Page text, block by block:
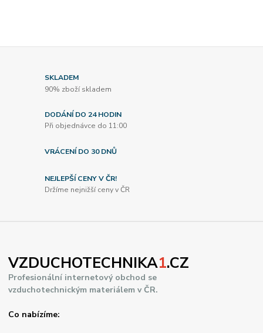
SKLADEM
90% zboží skladem
DODÁNÍ DO 24 HODIN
Při objednávce do 11:00
VRÁCENÍ DO 30 DNŮ
NEJLEPŠÍ CENY V ČR!
Držíme nejnižší ceny v ČR
VZDUCHOTECHNIKA1.CZ
Profesionální internetový obchod se
vzduchotechnickým materiálem v ČR.
Co nabízíme: